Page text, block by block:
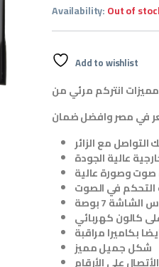
Availability:Out of
Add to wishlist
في مصر وافضل ضمان
مع الزائر
عالية الجودة
وصورة عالية
التحكم في الصوت
7 بوصة
كالون كهربائي
بكاميرا مراقبة
شكل جميل مميز